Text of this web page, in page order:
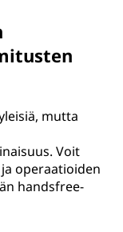
mutta
Voit
operaatioiden
handsfree-